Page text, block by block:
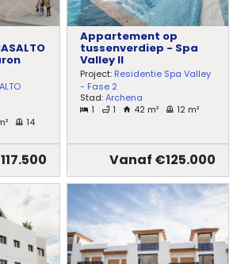
14
Appartement op
tussenverdiep - Spa
Valley II
Project: Residentie Spa Valley
- Fase 2
Stad:Archena
1
1 42 m² 12 m²
Vanaf €125.000